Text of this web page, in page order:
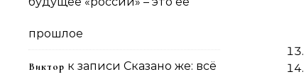
прошлое
Виктор к записи Сказано же: всё